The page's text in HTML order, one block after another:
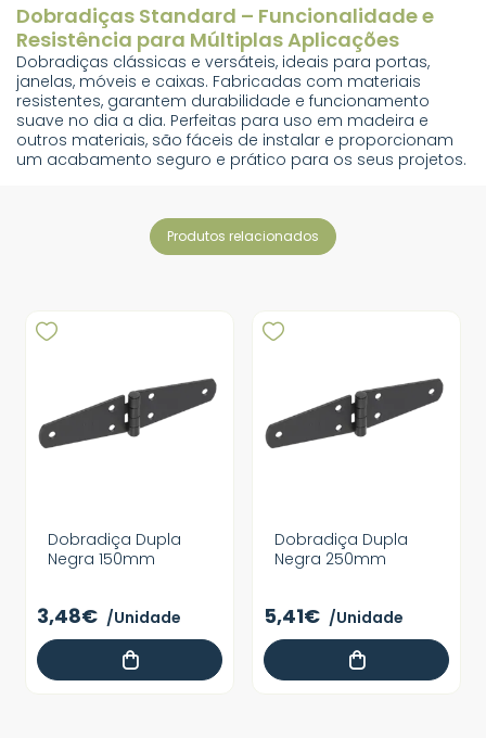
Dobradiças Standard – Funcionalidade e
Resistência para Múltiplas Aplicações
Dobradiças clássicas e versáteis, ideais para portas,
janelas, móveis e caixas. Fabricadas com materiais
resistentes, garantem durabilidade e funcionamento
suave no dia a dia. Perfeitas para uso em madeira e
outros materiais, são fáceis de instalar e proporcionam
um acabamento seguro e prático para os seus projetos.
produtos relacionados
Dobradiça Dupla
Negra 150mm
3,48€ /Unidade
Dobradiça Dupla
Negra 250mm
5,41€ /Unidade